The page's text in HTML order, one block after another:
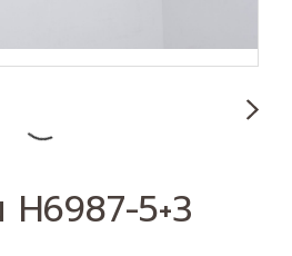
H6987-5+3